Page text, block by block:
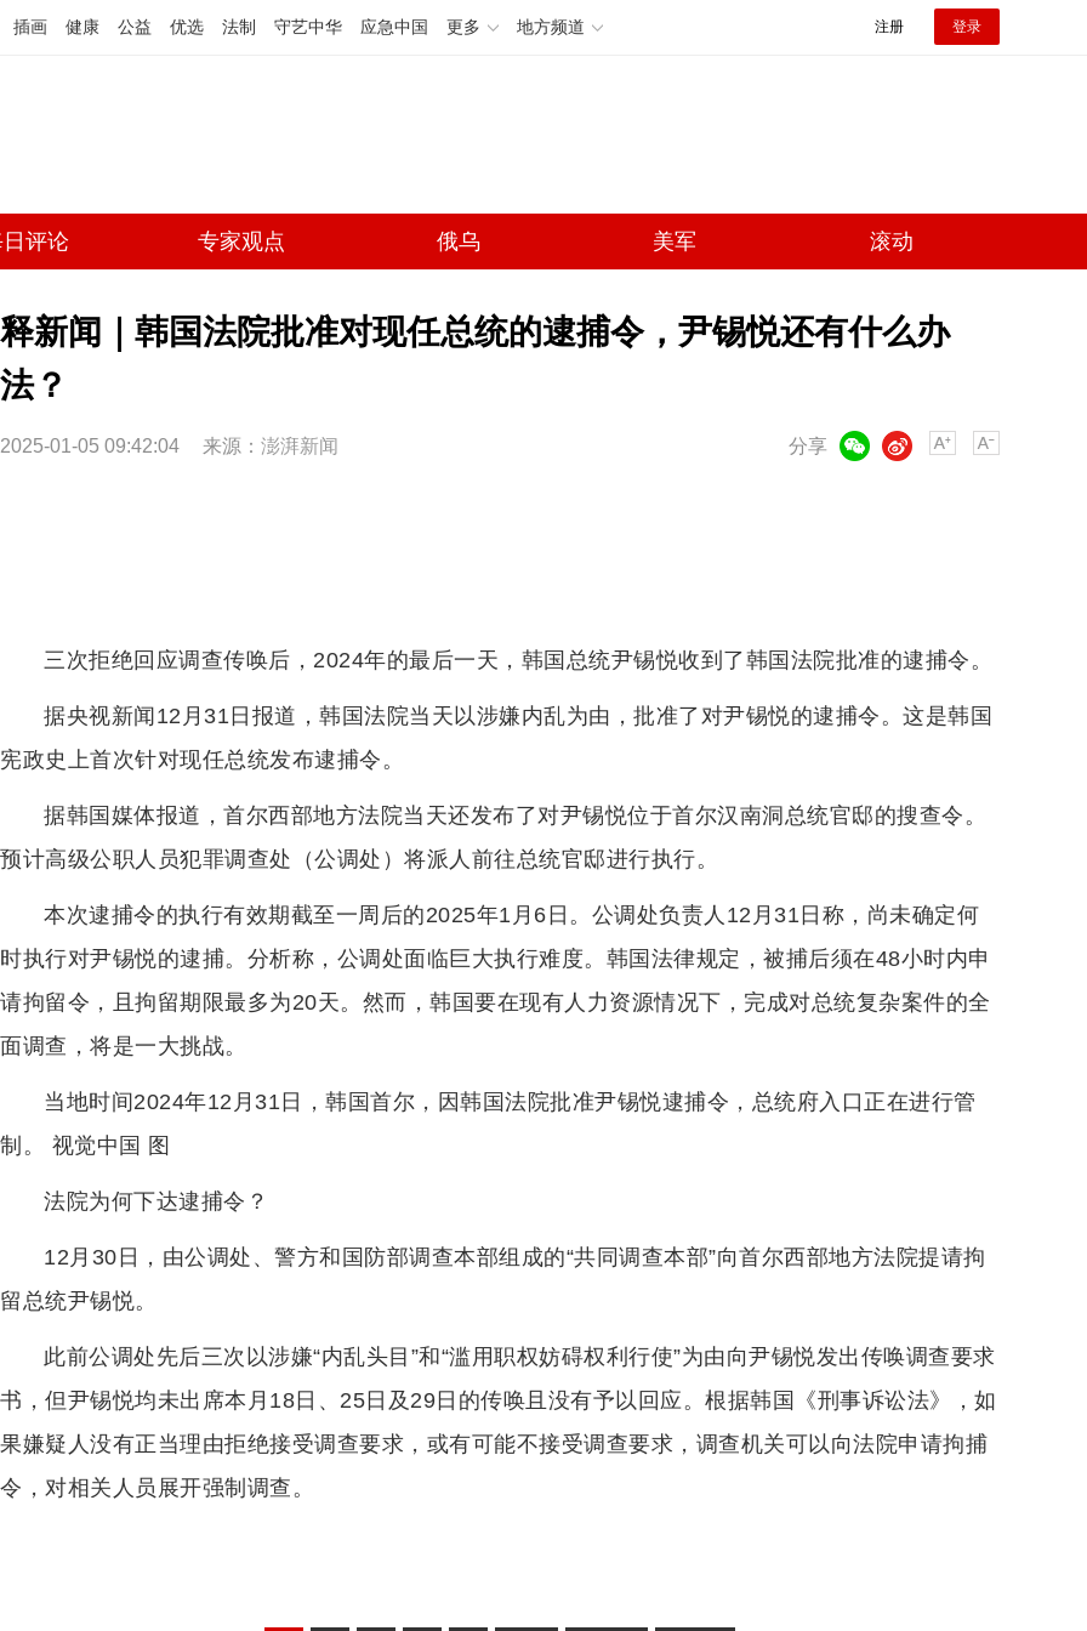
插画 健康 公益 优选 法制 守艺中华 应急中国 更多 地方频道 注册 登录
评论 专家观点 俄乌 美军 滚动
释新闻｜韩国法院批准对现任总统的逮捕令，尹锡悦还有什么办
法？
2025-01-05 09:42:04 来源： 澎湃新闻 分享
微博
三次拒绝回应调查传唤后，2024年的最后一天，韩国总统尹锡悦收到了韩国法院批准的逮捕令。
据央视新闻12月31日报道，韩国法院当天以涉嫌内乱为由，批准了对尹锡悦的逮捕令。这是韩国
宪政史上首次针对现任总统发布逮捕令。
据韩国媒体报道，首尔西部地方法院当天还发布了对尹锡悦位于首尔汉南洞总统官邸的搜查令。
预计高级公职人员犯罪调查处（公调处）将派人前往总统官邸进行执行。
本次逮捕令的执行有效期截至一周后的2025年1月6日。公调处负责人12月31日称，尚未确定何
时执行对尹锡悦的逮捕。分析称，公调处面临巨大执行难度。韩国法律规定，被捕后须在48小时内申
请拘留令，且拘留期限最多为20天。然而，韩国要在现有人力资源情况下，完成对总统复杂案件的全
面调查，将是一大挑战。
当地时间2024年12月31日，韩国首尔，因韩国法院批准尹锡悦逮捕令，总统府入口正在进行管
制。 视觉中国 图
法院为何下达逮捕令？
12月30日，由公调处、警方和国防部调查本部组成的“共同调查本部”向首尔西部地方法院提请拘
留总统尹锡悦。
此前公调处先后三次以涉嫌“内乱头目”和“滥用职权妨碍权利行使”为由向尹锡悦发出传唤调查要求
书，但尹锡悦均未出席本月18日、25日及29日的传唤且没有予以回应。根据韩国《刑事诉讼法》，如
果嫌疑人没有正当理由拒绝接受调查要求，或有可能不接受调查要求，调查机关可以向法院申请拘捕
令，对相关人员展开强制调查。